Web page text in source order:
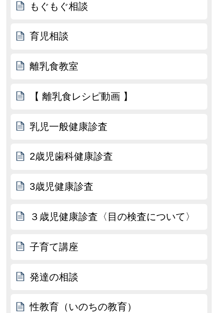
もぐもぐ相談
育児相談
離乳食教室
【 離乳食レシピ動画 】
乳児一般健康診査
2歳児歯科健康診査
3歳児健康診査
３歳児健康診査〈目の検査について〉
子育て講座
発達の相談
性教育（いのちの教育）